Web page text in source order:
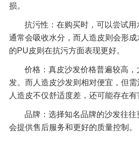
损。
抗污性：在购买时，可以尝试
通常会吸收水分，而人造皮则会形
的PU皮则在抗污方面表现更好。
价格：真皮沙发价格普遍较高
发。而人造皮沙发则相对便宜，但
人造皮不仅舒适度差，还可能存在有
品牌：选择知名品牌的沙发往
会提供售后服务和更好的质量控制。